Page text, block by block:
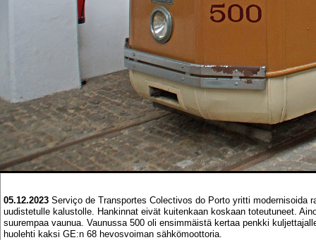
05.12.2023 Serviço de Transportes Colectivos do Porto yritti modernisoida
uudistetulle kalustolle. Hankinnat eivät kuitenkaan koskaan toteutuneet.
suurempaa vaunua. Vaunussa 500 oli ensimmäistä kertaa penkki
huolehti kaksi GE:n 68 hevosvoiman sähkömoottoria.